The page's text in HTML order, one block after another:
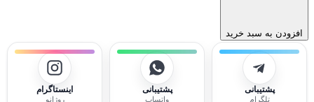
افزودن به سبد خرید
پشتیبانی
تلگرام
پشتیبانی
واتساپ
اینستاگرام
روژانو